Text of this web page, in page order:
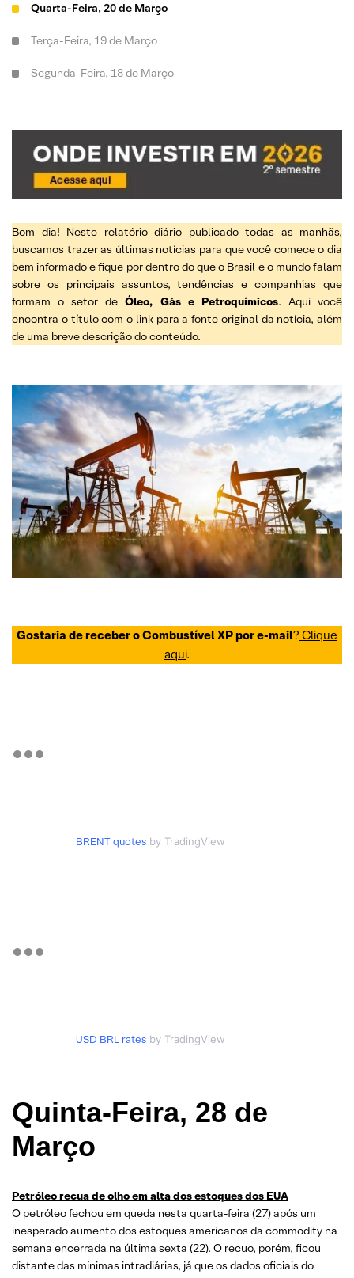
Quarta-Feira, 20 de Março
Terça-Feira, 19 de Março
Segunda-Feira, 18 de Março
Quarta-Feira, 13 de Março
Terça-Feira, 12 de Março
Segunda-Feira, 11 de Março
Sexta-Feira, 08 de Março
Quinta-Feira, 07 de Março
Quarta-Feira, 06 de Março
Segunda-Feira, 04 de Março
Sexta-Feira, 01 de Março
Bom dia! Neste relatório diário publicado todas as manhãs,
buscamos trazer as últimas notícias para que você comece o dia
bem informado e fique por dentro do que o Brasil e o mundo falam
sobre os principais assuntos, tendências e companhias que
formam o setor deÓleo, Gás e Petroquímicos. Aqui você
encontra o título com o link para a fonte original da notícia, além
de uma breve descrição do conteúdo.
Gostaria de receber o Combustível XP por e-mail? Clique
aqui.
BRENT quotesby TradingView
USD BRL ratesby TradingView
Quinta-Feira, 28 de
Março
Petróleo recua de olho em alta dos estoques dos EUA
O petróleo fechou em queda nesta quarta-feira (27) após um
inesperado aumento dos estoques americanos da commodity na
semana encerrada na última sexta (22). O recuo, porém, ficou
distante das mínimas intradiárias, já que os dados oficiais do